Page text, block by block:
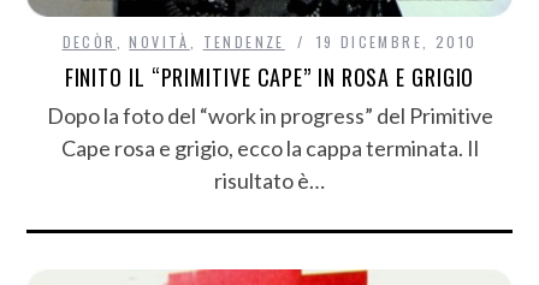
DECÒR ,NOVITÀ TENDENZE 19 DICEMBRE, 2010
FINITO IL “PRIMITIVE CAPE” IN ROSA E GRIGIO
Dopo la foto del “work in progress” del Primitive
Cape rosa e grigio, ecco la cappa terminata. Il
risultato è…